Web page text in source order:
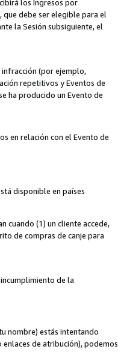
los Ingresos por
que debe ser elegible para el
la Sesión subsiguiente, el
infracción (por ejemplo,
repetitivos y Eventos de
ha producido un Evento de
en relación con el Evento de
disponible en países
cuando (1) un cliente accede,
de compras de canje para
de la
nombre) estás intentando
de atribución), podemos